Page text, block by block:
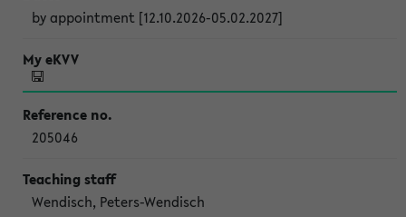
by appointment [12.10.2026-05.02.2027]
205046
Wendisch, Peters-Wendisch